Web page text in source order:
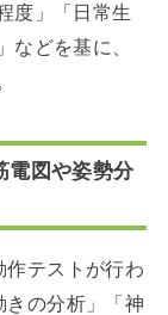
度」「日常生
などを基に、
電図や姿勢分
作テストが行わ
きの分析」「神